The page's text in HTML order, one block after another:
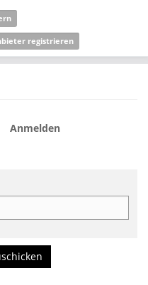
registrieren
Anmelden